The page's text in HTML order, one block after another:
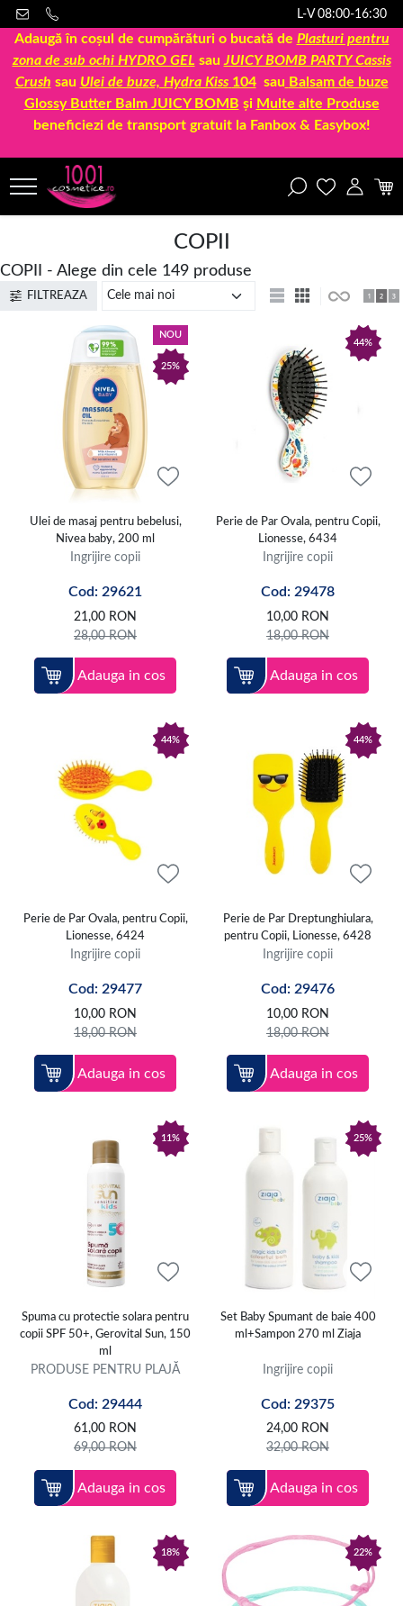
L-V 08:00-16:30
Adaugă în coșul de cumpărături o bucată de Plasturi pentru
zona de sub ochi HYDRO GEL sau JUICY BOMB PARTY Cassis
Crush sau Ulei de buze, Hydra Kiss 104sau Balsam de buze
Glossy Butter Balm JUICY BOMB și Multe alte Produse
beneficiezi de transport gratuit la Fanbox & Easybox!
COPII
COPII - Alege din cele 149 produse
FILTREAZA
NOU
25%
Ulei de masaj pentru bebelusi,
Nivea baby, 200 ml
Ingrijire copii
Cod: 29621
21,00 RON
28,00RON
Adauga in cos
44%
Perie de Par Ovala, pentru Copii,
Lionesse, 6434
Ingrijire copii
Cod: 29478
10,00 RON
18,00RON
Adauga in cos
44%
Perie de Par Ovala, pentru Copii,
Lionesse, 6424
Ingrijire copii
Cod: 29477
10,00 RON
18,00RON
Adauga in cos
44%
Perie de Par Dreptunghiulara,
pentru Copii, Lionesse, 6428
Ingrijire copii
Cod: 29476
10,00 RON
18,00RON
Adauga in cos
11%
Spuma cu protectie solara pentru
copii SPF 50+, Gerovital Sun, 150
ml
PRODUSE PENTRU PLAJĂ
Cod: 29444
61,00 RON
69,00RON
Adauga in cos
25%
Set Baby Spumant de baie 400
ml+Sampon 270 ml Ziaja
Ingrijire copii
Cod: 29375
24,00 RON
32,00RON
Adauga in cos
18% 22%